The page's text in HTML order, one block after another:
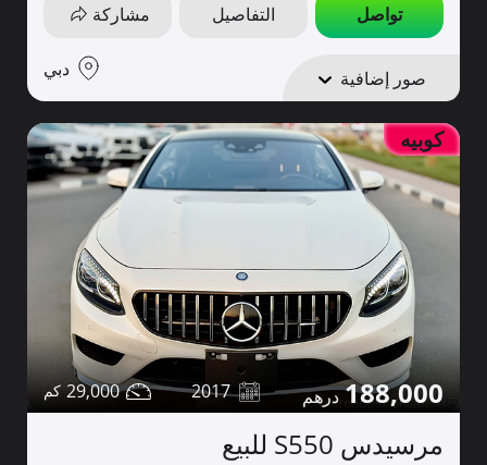
تواصل التفاصيل مشاركة
صور إضافية دبي
كوبيه
188,000
2017
29,000
مرسيدس S550 للبيع